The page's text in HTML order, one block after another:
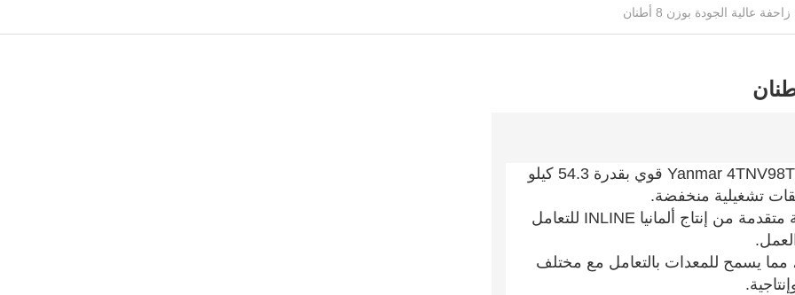
مجهزة بمحرك Yanmar 4TNV98T قوي بقدرة 54.3 كيلو
تشغيلية منخفضة.
يستخدم آلية هيدروليكية متقدمة من إنتاج ألمانيا INLINE للتعامل
مما يسمح للمعدات بالتعامل مع مختلف